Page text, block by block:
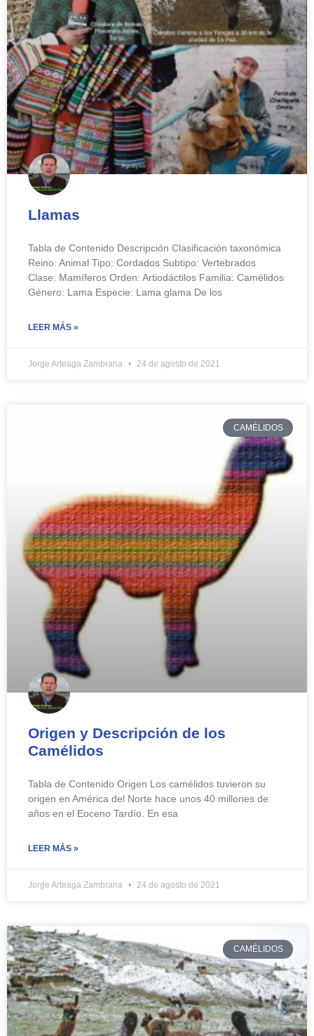
Llamas
Tabla de Contenido Descripción Clasificación taxonómica
Reino: Animal Tipo: Cordados Subtipo: Vertebrados
Clase: Mamíferos Orden: Artiodáctilos Familia: Camélidos
Género: Lama Especie: Lama glama De los
LEER MÁS »
Jorge Arteaga Zambrana 24 de agosto de 2021
CAMÉLIDOS
Origen y Descripción de los
Camélidos
Tabla de Contenido Origen Los camélidos tuvieron su
origen en América del Norte hace unos 40 millones de
años en el Eoceno Tardío. En esa
LEER MÁS »
Jorge Arteaga Zambrana 24 de agosto de 2021
CAMÉLIDOS